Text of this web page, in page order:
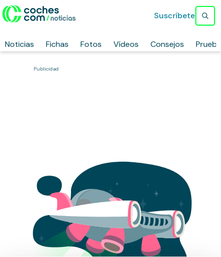
Noticias Fichas Fotos Vídeos Consejos
Suscríbete
Publicidad